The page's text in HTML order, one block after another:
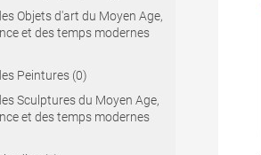
Objets d'art du Moyen Age,
et des temps modernes
Peintures (0)
Sculptures du Moyen Age,
et des temps modernes